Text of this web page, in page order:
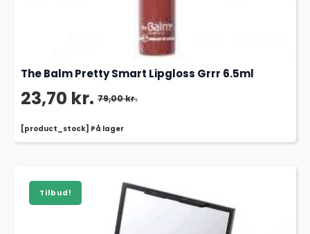
[product_stock] På lager
The Balm Pretty Smart Lipgloss Grrr 6.5ml
79,00kr.
Den
oprindelige
var:
79,00 kr..
23,70 kr.
Den
aktuelle
er:
23,70 kr..
Tilbud!